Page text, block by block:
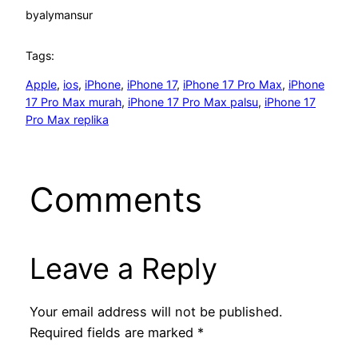
byalymansur
Tags:
Apple, ios, iPhone, iPhone 17, iPhone 17 Pro Max, iPhone
17 Pro Max murah, iPhone 17 Pro Max palsu, iPhone 17
Pro Max replika
Comments
Leave a Reply
Your email address will not be published.
Required fields are marked *